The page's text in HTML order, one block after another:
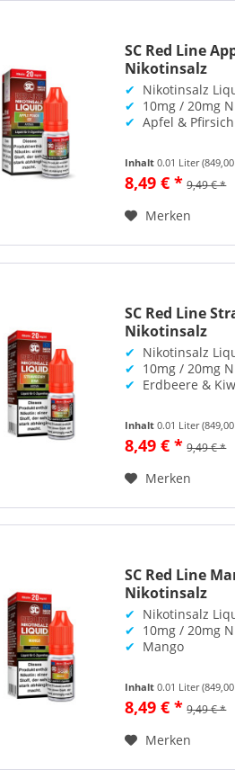
SC Red Line
Nikotinsalz
✔ Nikotinsalz
✔ 10mg / 20mg
✔ Apfel &
Inhalt0.01 Liter
8,49 € * 9,49 € *
Merken
SC Red Line
Nikotinsalz
✔ Nikotinsalz
✔ 10mg / 20mg
✔ Erdbeere &
Inhalt0.01 Liter
8,49 € * 9,49 € *
Merken
SC Red Line
Nikotinsalz
✔ Nikotinsalz
✔ 10mg / 20mg
✔ Mango
Inhalt0.01 Liter
8,49 € * 9,49 € *
Merken